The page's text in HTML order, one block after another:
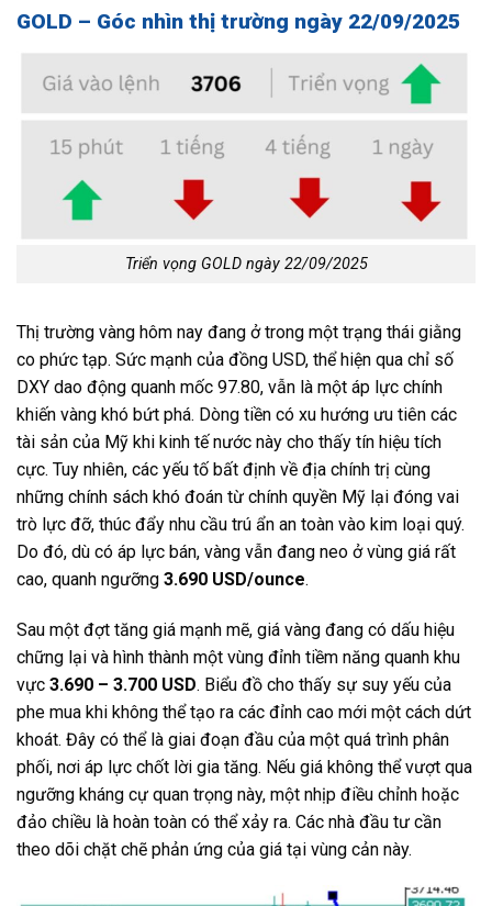
GOLD – Góc nhìn thị trường ngày 22/09/2025
Triển vọng GOLD ngày 22/09/2025
Thị trường vàng hôm nay đang ở trong một trạng thái giằng
co phức tạp. Sức mạnh của đồng USD, thể hiện qua chỉ số
DXY dao động quanh mốc 97.80, vẫn là một áp lực chính
khiến vàng khó bứt phá. Dòng tiền có xu hướng ưu tiên các
tài sản của Mỹ khi kinh tế nước này cho thấy tín hiệu tích
cực. Tuy nhiên, các yếu tố bất định về địa chính trị cùng
những chính sách khó đoán từ chính quyền Mỹ lại đóng vai
trò lực đỡ, thúc đẩy nhu cầu trú ẩn an toàn vào kim loại quý.
Do đó, dù có áp lực bán, vàng vẫn đang neo ở vùng giá rất
cao, quanh ngưỡng 3.690 USD/ounce.
Sau một đợt tăng giá mạnh mẽ, giá vàng đang có dấu hiệu
chững lại và hình thành một vùng đỉnh tiềm năng quanh khu
vực 3.690 – 3.700 USD. Biểu đồ cho thấy sự suy yếu của
phe mua khi không thể tạo ra các đỉnh cao mới một cách dứt
khoát. Đây có thể là giai đoạn đầu của một quá trình phân
phối, nơi áp lực chốt lời gia tăng. Nếu giá không thể vượt qua
ngưỡng kháng cự quan trọng này, một nhịp điều chỉnh hoặc
đảo chiều là hoàn toàn có thể xảy ra. Các nhà đầu tư cần
theo dõi chặt chẽ phản ứng của giá tại vùng cản này.